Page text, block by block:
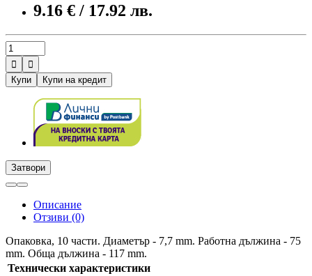
9.16 € / 17.92 лв.


Купи
Купи на кредит
Затвори
Описание
Отзиви (0)
Опаковка, 10 части. Диаметър - 7,7 mm. Работна дължина - 75
mm. Обща дължина - 117 mm.
Технически характеристики